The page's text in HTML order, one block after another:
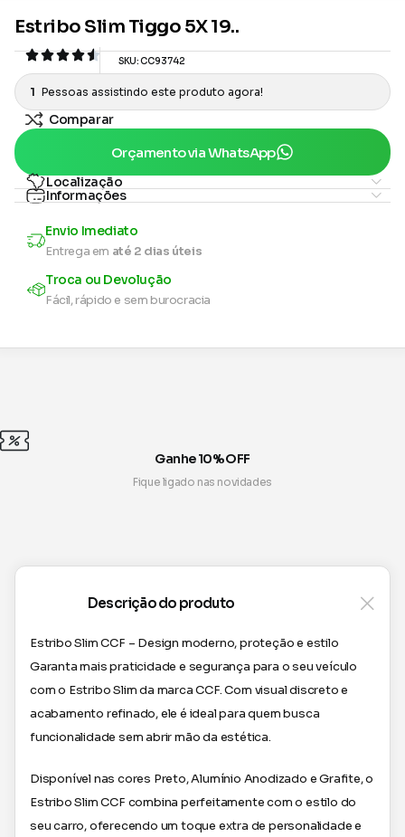
Estribo Slim Tiggo 5X 19..
SKU:CC93742
1 Pessoas assistindo este produto agora!
Comparar
Orçamento via WhatsApp
Localização
Informações
Envio Imediato
Entrega em até 2 dias úteis
Troca ou Devolução
Fácil, rápido e sem burocracia
Ganhe 10% OFF
Fique ligado nas novidades
Descrição do produto
Estribo Slim CCF – Design moderno, proteção e estilo
Garanta mais praticidade e segurança para o seu veículo
com o Estribo Slim da marca CCF. Com visual discreto e
acabamento refinado, ele é ideal para quem busca
funcionalidade sem abrir mão da estética.
Disponível nas cores Preto, Alumínio Anodizado e Grafite, o
Estribo Slim CCF combina perfeitamente com o estilo do
seu carro, oferecendo um toque extra de personalidade e